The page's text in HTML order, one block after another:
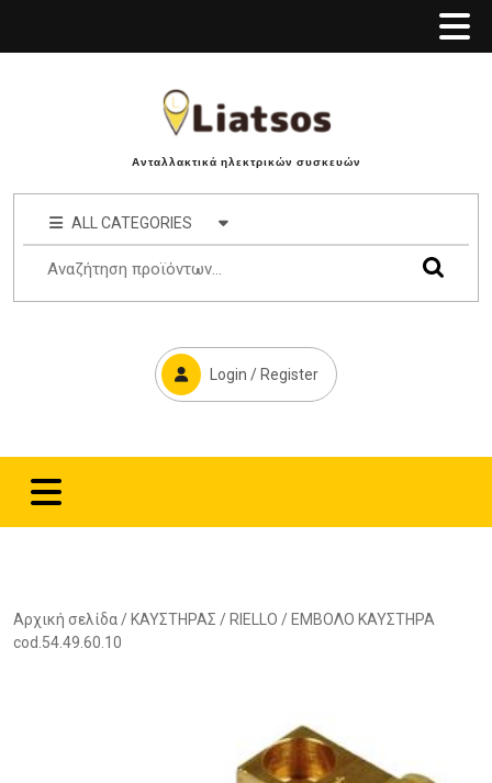
Ανταλλακτικά ηλεκτρικών συσκευών
ALL CATEGORIES
Login / Register
Αρχική σελίδα / ΚΑΥΣΤΗΡΑΣ / RIELLO / ΕΜΒΟΛΟ ΚΑΥΣΤΗΡΑ
cod.54.49.60.10